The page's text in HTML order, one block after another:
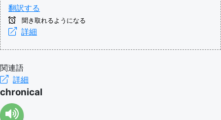
翻訳する
聞き取れるようになる
詳細
関連語
詳細
chronical